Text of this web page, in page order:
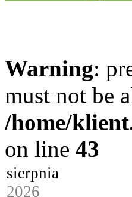
Warning:
must not be
/home/
on line 43
sierpnia
2026